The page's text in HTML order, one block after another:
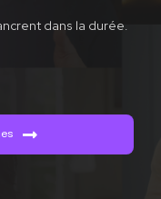
dans la durée.